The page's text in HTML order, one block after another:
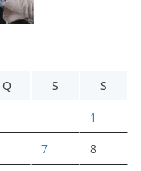
Q S S
1
7 8